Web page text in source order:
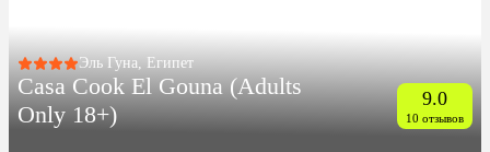
Эль Гуна, Египет
Casa Cook El Gouna (Adults
Only 18+)
9.0
10 отзывов